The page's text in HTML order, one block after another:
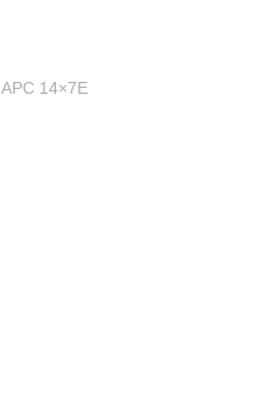
APC 14×7E